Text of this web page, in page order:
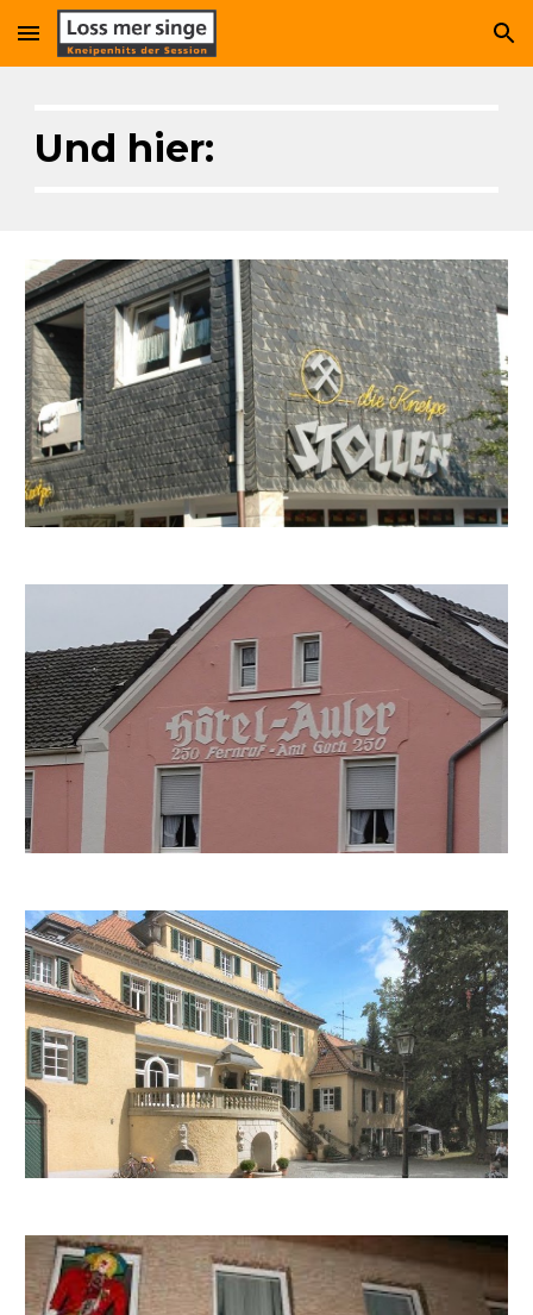
Skip to main content Skip to navigation
Und hier: